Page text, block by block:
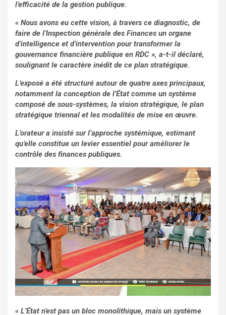
l’efficacité de la gestion publique.
« Nous avons eu cette vision, à travers ce diagnostic, de
faire de l’Inspection générale des Finances un organe
d’intelligence et d’intervention pour transformer la
gouvernance financière publique en RDC », a-t-il déclaré,
soulignant le caractère inédit de ce plan stratégique.
L’exposé a été structuré autour de quatre axes principaux,
notamment la conception de l’État comme un système
composé de sous-systèmes, la vision stratégique, le plan
stratégique triennal et les modalités de mise en œuvre.
L’orateur a insisté sur l’approche systémique, estimant
qu’elle constitue un levier essentiel pour améliorer le
contrôle des finances publiques.
« L’État n’est pas un bloc monolithique, mais un système